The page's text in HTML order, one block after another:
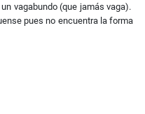
vagabundo (que jamás vaga).
pues no encuentra la forma